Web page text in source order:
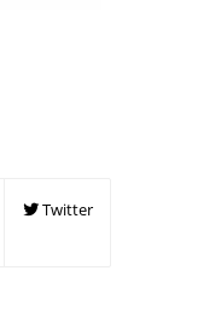
Twitter